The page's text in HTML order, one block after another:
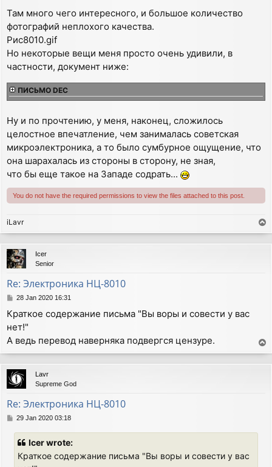
Там много чего интересного, и большое количество
фотографий неплохого качества.
Рис8010.gif
Но некоторые вещи меня просто очень удивили, в
частности, документ ниже:
ПИСЬМО DEC
Ну и по прочтению, у меня, наконец, сложилось
целостное впечатление, чем занималась советская
микроэлектроника, а то было сумбурное ощущение, что
она шарахалась из стороны в сторону, не зная,
что бы еще такое на Западе содрать...
You do not have the required permissions to view the files attached to this post.
iLavr
o
p
Icer
Senior
Re: Электроника НЦ-8010
P
s
t
28 Jan 2020 16:31
Краткое содержание письма "Вы воры и совести у вас
нет!"
А ведь перевод наверняка подвергся цензуре.
o
p
Lavr
Supreme God
Re: Электроника НЦ-8010
P29 Jan 2020 03:18
Icer wrote:
Краткое содержание письма "Вы воры и совести у вас